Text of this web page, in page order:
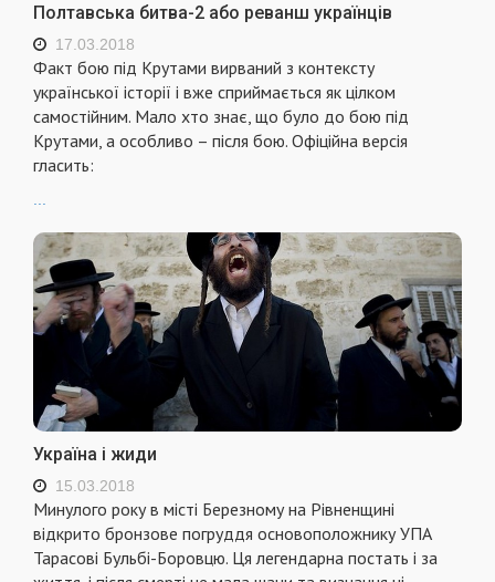
Полтавська битва-2 або реванш українців
17.03.2018
Факт бою під Крутами вирваний з контексту
української історії і вже сприймається як цілком
самостійним. Мало хто знає, що було до бою під
Крутами, а особливо – після бою. Офіційна версія
гласить:
Україна і жиди
15.03.2018
Минулого року в місті Березному на Рівненщині
відкрито бронзове погруддя основоположнику УПА
Тарасові Бульбі-Боровцю. Ця легендарна постать і за